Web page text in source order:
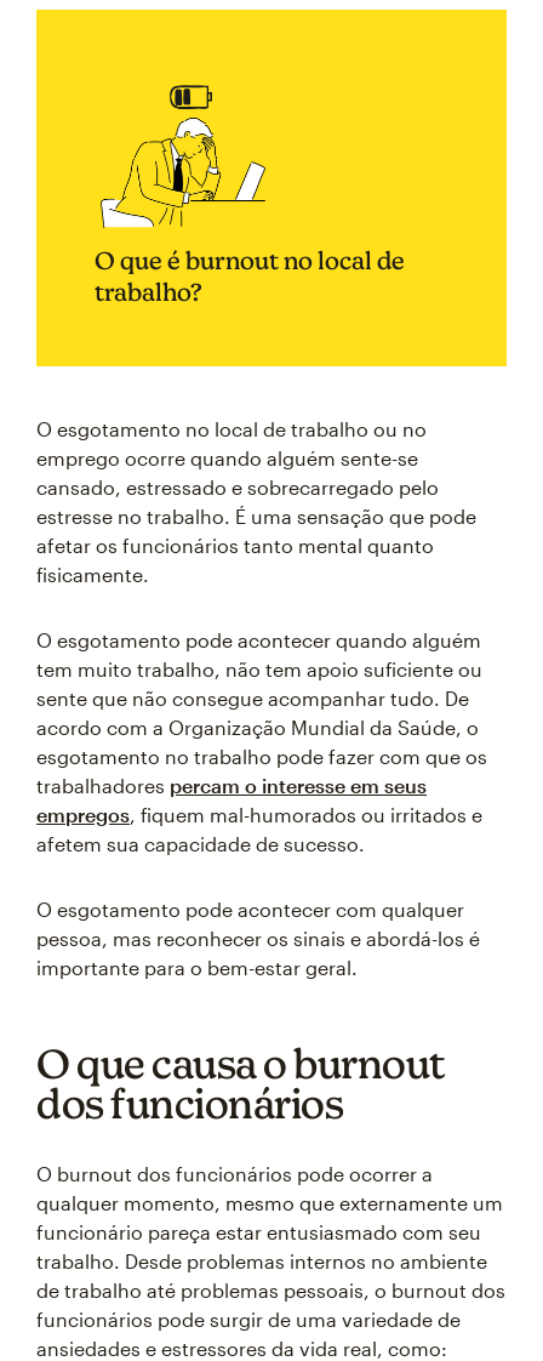
O que é burnout no local de
trabalho?
O esgotamento no local de trabalho ou no
emprego ocorre quando alguém sente-se
cansado, estressado e sobrecarregado pelo
estresse no trabalho. É uma sensação que pode
afetar os funcionários tanto mental quanto
fisicamente.
O esgotamento pode acontecer quando alguém
tem muito trabalho, não tem apoio suficiente ou
sente que não consegue acompanhar tudo. De
acordo com a Organização Mundial da Saúde, o
esgotamento no trabalho pode fazer com que os
trabalhadores percam o interesse em seus
empregos, fiquem mal-humorados ou irritados e
afetem sua capacidade de sucesso.
O esgotamento pode acontecer com qualquer
pessoa, mas reconhecer os sinais e abordá-los é
importante para o bem-estar geral.
O que causa o burnout
dos funcionários
O burnout dos funcionários pode ocorrer a
qualquer momento, mesmo que externamente um
funcionário pareça estar entusiasmado com seu
trabalho. Desde problemas internos no ambiente
de trabalho até problemas pessoais, o burnout dos
funcionários pode surgir de uma variedade de
ansiedades e estressores da vida real, como: